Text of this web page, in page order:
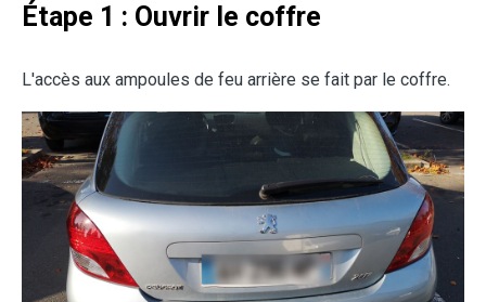
Étape 1 : Ouvrir le coffre
L'accès aux ampoules de feu arrière se fait par le coffre.